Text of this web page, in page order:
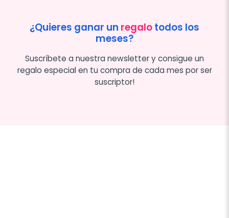
¿Quieres ganar un regalotodos los
meses?
Suscríbete a nuestra newsletter y consigue un
regalo especial en tu compra de cada mes por ser
suscriptor!